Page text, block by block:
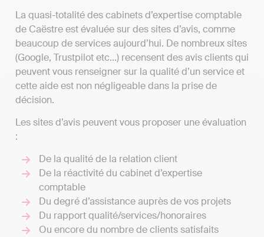
La quasi-totalité des cabinets d’expertise comptable
de Caëstre est évaluée sur des sites d’avis, comme
beaucoup de services aujourd’hui. De nombreux sites
(Google, Trustpilot etc...) recensent des avis clients qui
peuvent vous renseigner sur la qualité d’un service et
cette aide est non négligeable dans la prise de
décision.
Les sites d’avis peuvent vous proposer une évaluation
:
De la qualité de la relation client
De la réactivité du cabinet d’expertise
comptable
Du degré d’assistance auprès de vos projets
Du rapport qualité/services/honoraires
Ou encore du nombre de clients satisfaits